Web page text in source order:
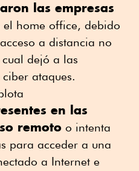
las empresas
home office, debido
a distancia no
dejó a las
ataques.
en las
remoto o intenta
para acceder a una
a Internet e